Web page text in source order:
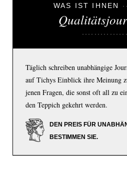
WAS IST IHNEN
Täglich schreiben unabhängige
auf Tichys Einblick ihre Meinung
jenen Fragen, die sonst oft all zu
den Teppich gekehrt werden.
DEN PREIS FÜR
BESTIMMEN SIE.